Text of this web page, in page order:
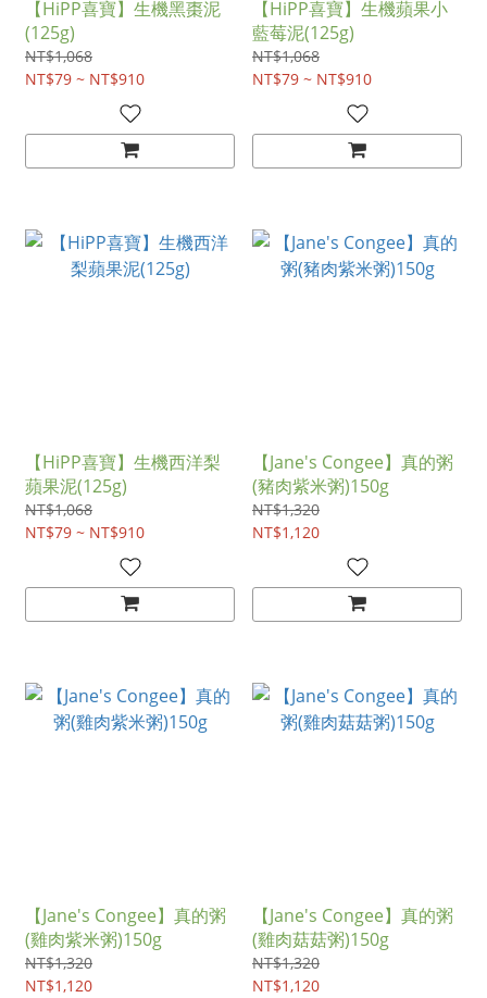
【HiPP喜寶】生機黑棗泥
(125g)
NT$1,068
NT$79 ~ NT$910
【HiPP喜寶】生機蘋果小
藍莓泥(125g)
NT$1,068
NT$79 ~ NT$910
【HiPP喜寶】生機西洋梨
蘋果泥(125g)
NT$1,068
NT$79 ~ NT$910
【Jane's Congee】真的粥
(豬肉紫米粥)150g
NT$1,320
NT$1,120
【Jane's Congee】真的粥
(雞肉紫米粥)150g
NT$1,320
NT$1,120
【Jane's Congee】真的粥
(雞肉菇菇粥)150g
NT$1,320
NT$1,120